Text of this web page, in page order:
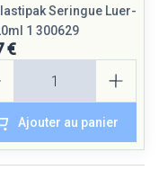
Seringue Luer-
1 300629
€
Ajouter au panier